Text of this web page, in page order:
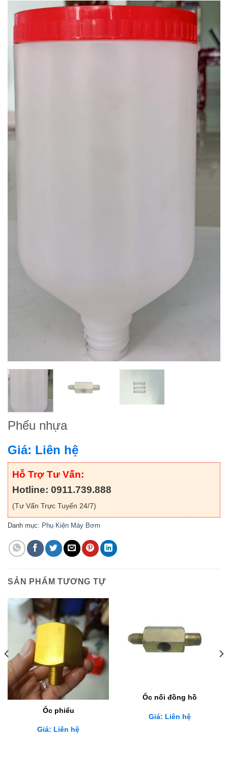
Phểu nhựa
Giá: Liên hệ
Hỗ Trợ Tư Vấn:
Hotline: 0911.739.888
(Tư Vấn Trực Tuyến 24/7)
Danh mục: Phụ Kiện Máy Bơm
SẢN PHẨM TƯƠNG TỰ
Ốc phiểu
Giá: Liên hệ
Ốc nối đồng hồ
Giá: Liên hệ